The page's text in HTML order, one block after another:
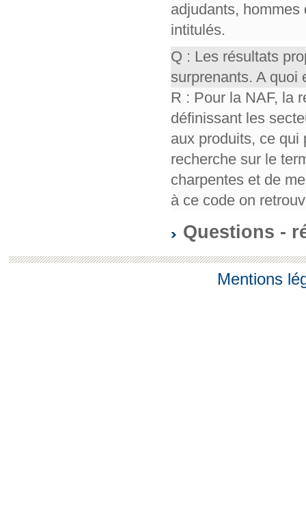
adjudants,
intitulés.
Q : Les résultats
surprenants. A quoi
R : Pour la NAF, la
définissant les
aux produits, ce qui
recherche sur le
charpentes et de
à ce code on
Questions -
Mentions